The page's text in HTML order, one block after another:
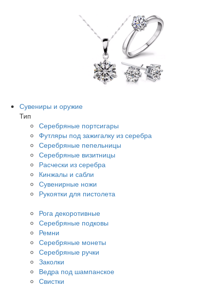
Сувениры и оружие
Тип
Серебряные портсигары
Футляры под зажигалку из серебра
Серебряные пепельницы
Серебряные визитницы
Расчески из серебра
Кинжалы и сабли
Сувенирные ножи
Рукоятки для пистолета
Рога декоротивные
Серебряные подковы
Ремни
Серебряные монеты
Серебряные ручки
Заколки
Ведра под шампанское
Свистки